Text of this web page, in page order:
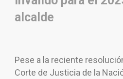
alcalde
Pese a la reciente
Corte de Justicia de la